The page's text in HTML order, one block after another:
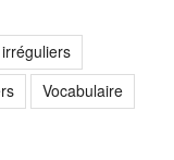
Vocabulaire